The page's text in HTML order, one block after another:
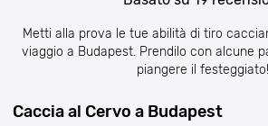
Metti alla prova le tue abilità di tiro
viaggio a Budapest. Prendilo con alcune
piangere il festeggiato!
Caccia al Cervo a Budapest